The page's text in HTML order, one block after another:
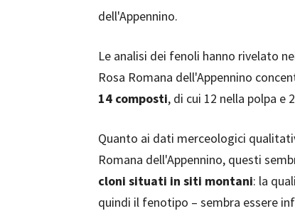
dell'Appennino.
Le analisi dei fenoli hanno rivelato
Rosa Romana dell'Appennino
14 composti, di cui 12 nella polpa e
Quanto ai dati merceologici
Romana dell'Appennino, questi
cloni situati in siti montani: la
quindi il fenotipo – sembra essere